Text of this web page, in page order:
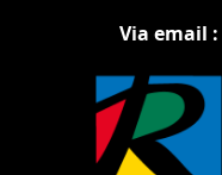
Via email :